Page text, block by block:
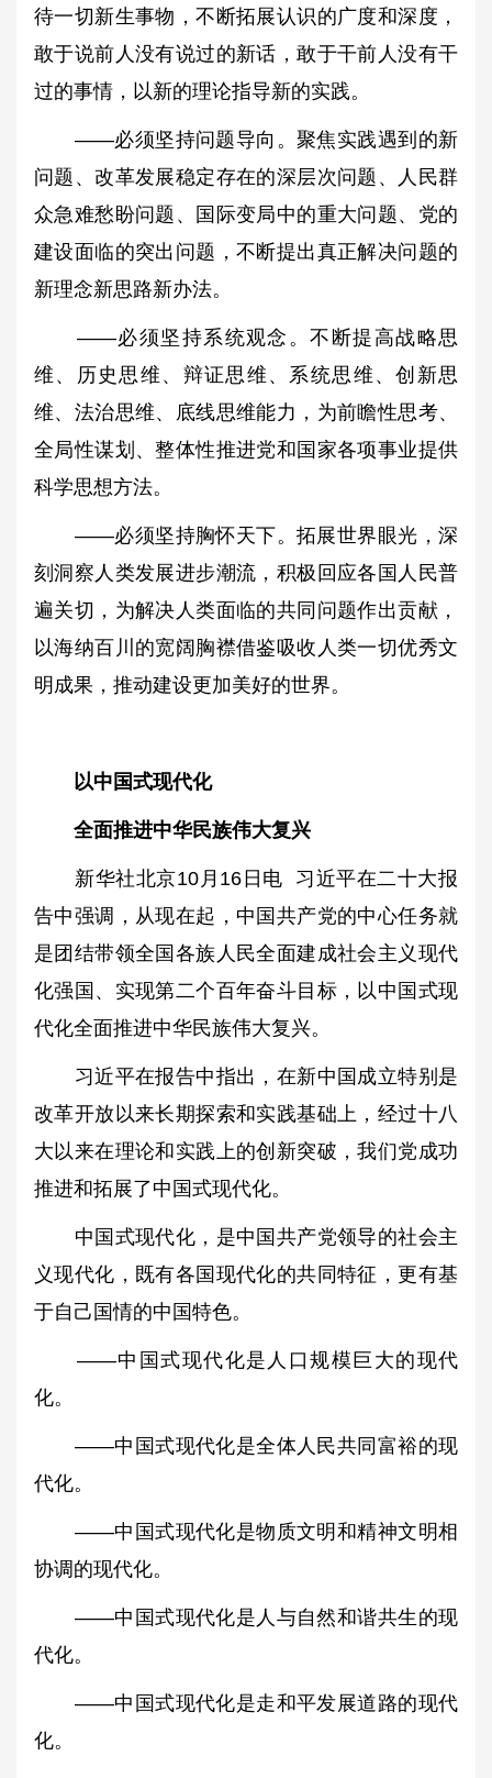
待一切新生事物，不断拓展认识的广度和深度，
敢于说前人没有说过的新话，敢于干前人没有干
过的事情，以新的理论指导新的实践。
——必须坚持问题导向。聚焦实践遇到的新
问题、改革发展稳定存在的深层次问题、人民群
众急难愁盼问题、国际变局中的重大问题、党的
建设面临的突出问题，不断提出真正解决问题的
新理念新思路新办法。
——必须坚持系统观念。不断提高战略思
维、历史思维、辩证思维、系统思维、创新思
维、法治思维、底线思维能力，为前瞻性思考、
全局性谋划、整体性推进党和国家各项事业提供
科学思想方法。
——必须坚持胸怀天下。拓展世界眼光，深
刻洞察人类发展进步潮流，积极回应各国人民普
遍关切，为解决人类面临的共同问题作出贡献，
以海纳百川的宽阔胸襟借鉴吸收人类一切优秀文
明成果，推动建设更加美好的世界。
以中国式现代化
全面推进中华民族伟大复兴
新华社北京10月16日电 习近平在二十大报
告中强调，从现在起，中国共产党的中心任务就
是团结带领全国各族人民全面建成社会主义现代
化强国、实现第二个百年奋斗目标，以中国式现
代化全面推进中华民族伟大复兴。
习近平在报告中指出，在新中国成立特别是
改革开放以来长期探索和实践基础上，经过十八
大以来在理论和实践上的创新突破，我们党成功
推进和拓展了中国式现代化。
中国式现代化，是中国共产党领导的社会主
义现代化，既有各国现代化的共同特征，更有基
于自己国情的中国特色。
——中国式现代化是人口规模巨大的现代
化。
——中国式现代化是全体人民共同富裕的现
代化。
——中国式现代化是物质文明和精神文明相
协调的现代化。
——中国式现代化是人与自然和谐共生的现
代化。
——中国式现代化是走和平发展道路的现代
化。